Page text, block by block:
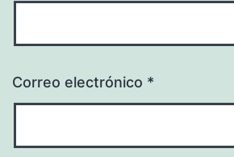
Correo electrónico *